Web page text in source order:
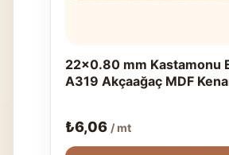
22x0.80 mm Kastamonu
A319 Akçaağaç MDF
₺6,06 / mt